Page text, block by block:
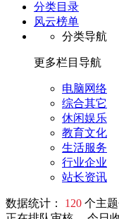
分类目录
风云榜单
分类导航
更多栏目导航
电脑网络
综合其它
休闲娱乐
教育文化
生活服务
行业企业
站长资讯
数据统计： 120 个主题